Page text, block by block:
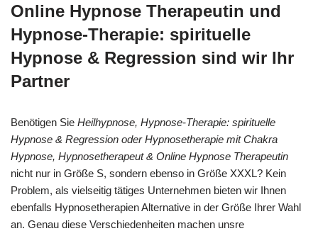
Online Hypnose Therapeutin und
Hypnose-Therapie: spirituelle
Hypnose & Regression sind wir Ihr
Partner
Benötigen Sie Heilhypnose, Hypnose-Therapie: spirituelle
Hypnose & Regression oder Hypnosetherapie mit Chakra
Hypnose, Hypnosetherapeut & Online Hypnose Therapeutin
nicht nur in Größe S, sondern ebenso in Größe XXXL? Kein
Problem, als vielseitig tätiges Unternehmen bieten wir Ihnen
ebenfalls Hypnosetherapien Alternative in der Größe Ihrer Wahl
an. Genau diese Verschiedenheiten machen unsre